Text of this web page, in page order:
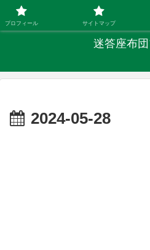
「ひとり親」40代シングル
迷答座布
2024-05-28
プロフィール サイトマップ